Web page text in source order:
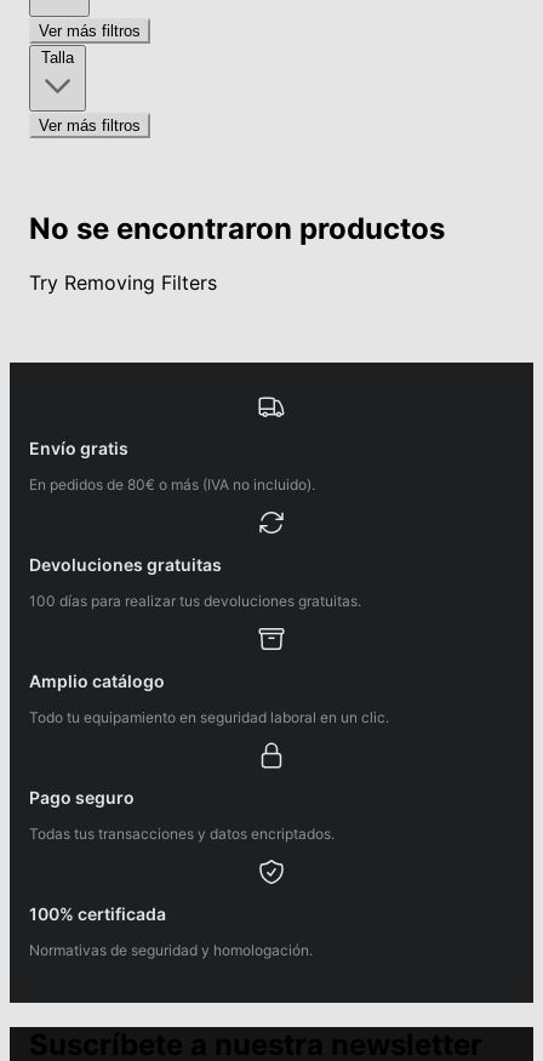
Ver más filtros
Talla
Ver más filtros
No se encontraron productos
Try Removing Filters
Envío gratis
En pedidos de 80€ o más (IVA no incluido).
Devoluciones gratuitas
100 días para realizar tus devoluciones gratuitas.
Amplio catálogo
Todo tu equipamiento en seguridad laboral en un clic.
Pago seguro
Todas tus transacciones y datos encriptados.
100% certificada
Normativas de seguridad y homologación.